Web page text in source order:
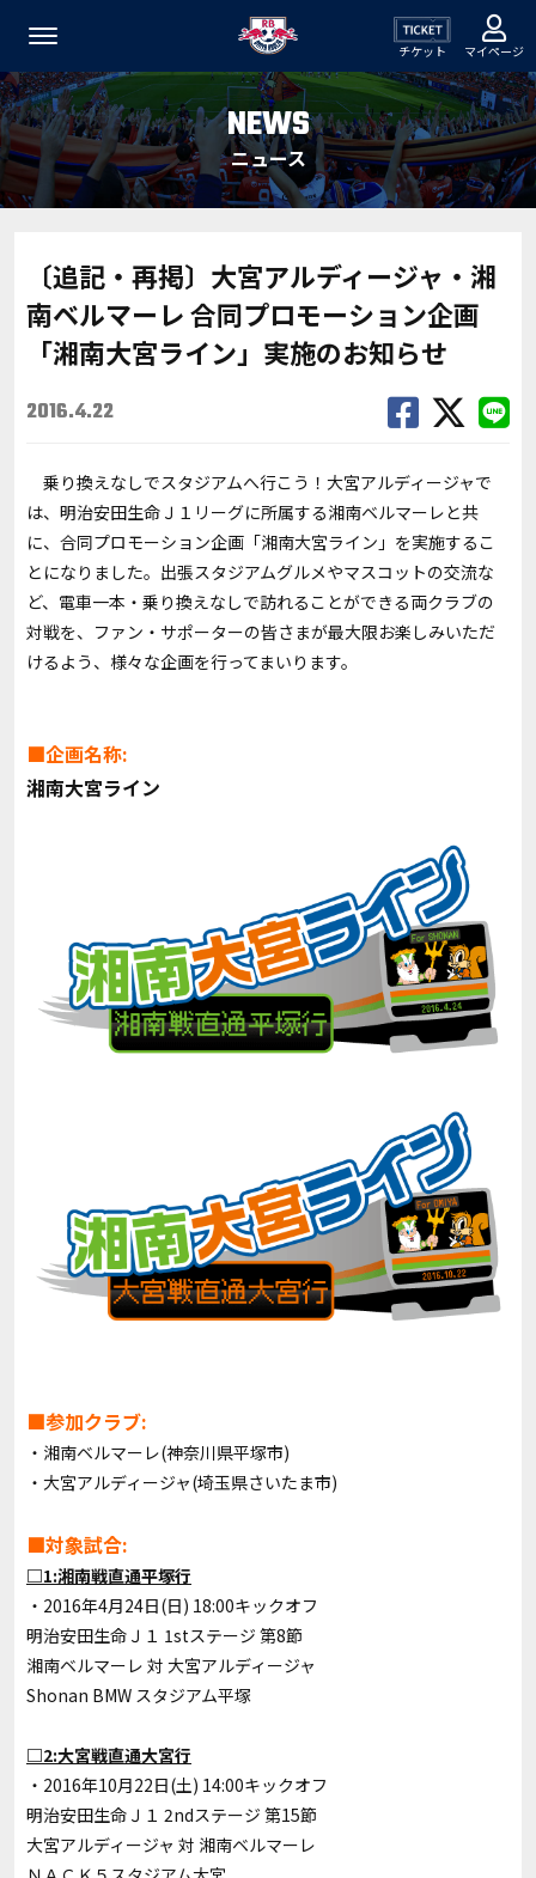
チケット マイページ
NEWS
ニュース
〔追記・再掲〕大宮アルディージャ・湘
南ベルマーレ 合同プロモーション企画
「湘南大宮ライン」実施のお知らせ
2016.4.22
乗り換えなしでスタジアムへ行こう！大宮アルディージャで
は、明治安田生命Ｊ１リーグに所属する湘南ベルマーレと共
に、合同プロモーション企画「湘南大宮ライン」を実施するこ
とになりました。出張スタジアムグルメやマスコットの交流な
ど、電車一本・乗り換えなしで訪れることができる両クラブの
対戦を、ファン・サポーターの皆さまが最大限お楽しみいただ
けるよう、様々な企画を行ってまいります。
■企画名称:
湘南大宮ライン
■参加クラブ:
・湘南ベルマーレ(神奈川県平塚市)
・大宮アルディージャ(埼玉県さいたま市)
■対象試合:
□1:湘南戦直通平塚行
・2016年4月24日(日) 18:00キックオフ
明治安田生命Ｊ１ 1stステージ 第8節
湘南ベルマーレ 対 大宮アルディージャ
Shonan BMW スタジアム平塚
□2:大宮戦直通大宮行
・2016年10月22日(土) 14:00キックオフ
明治安田生命Ｊ１ 2ndステージ 第15節
大宮アルディージャ 対 湘南ベルマーレ